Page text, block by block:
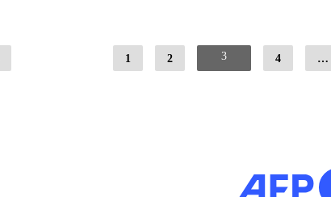
1 2 3 4 …